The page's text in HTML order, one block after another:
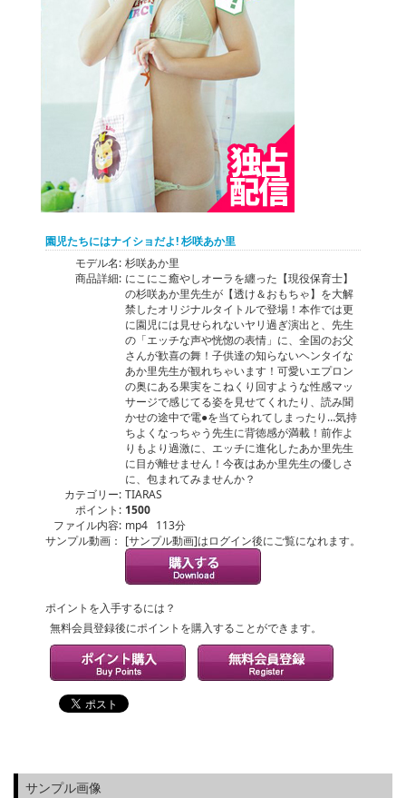
園児たちにはナイショだよ! 杉咲あか里
モデル名: 杉咲あか里
商品詳細: にこにこ癒やしオーラを纏った【現役保育士】
の杉咲あか里先生が【透け＆おもちゃ】を大解
禁したオリジナルタイトルで登場！本作では更
に園児には見せられないヤリ過ぎ演出と、先生
の「エッチな声や恍惚の表情」に、全国のお父
さんが歓喜の舞！子供達の知らないヘンタイな
あか里先生が観れちゃいます！可愛いエプロン
の奥にある果実をこねくり回すような性感マッ
サージで感じてる姿を見せてくれたり、読み聞
かせの途中で電●を当てられてしまったり…気持
ちよくなっちゃう先生に背徳感が満載！前作よ
りもより過激に、エッチに進化したあか里先生
に目が離せません！今夜はあか里先生の優しさ
に、包まれてみませんか？
カテゴリー: TIARAS
ポイント: 1500
ファイル内容: mp4 113分
サンプル動画： [サンプル動画]はログイン後にご覧になれます。
ポイントを入手するには？
無料会員登録後にポイントを購入することができます。
サンプル画像